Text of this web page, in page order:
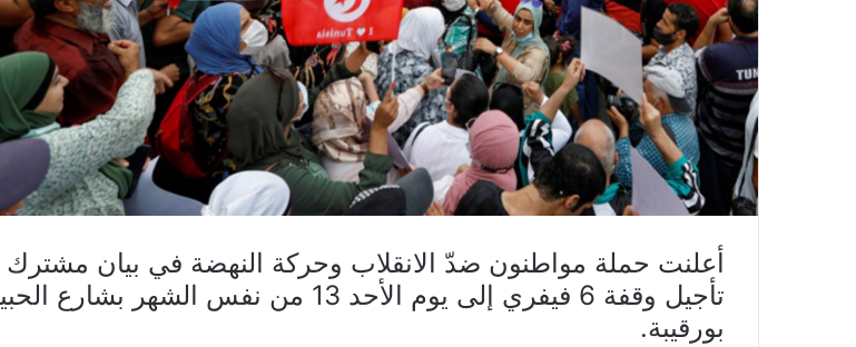
أعلنت حملة مواطنون ضدّ الانقلاب وحركة النهضة في بيان
تأجيل وقفة 6 فيفري إلى يوم الأحد 13 من نفس الشهر بشارع
بورقيبة.